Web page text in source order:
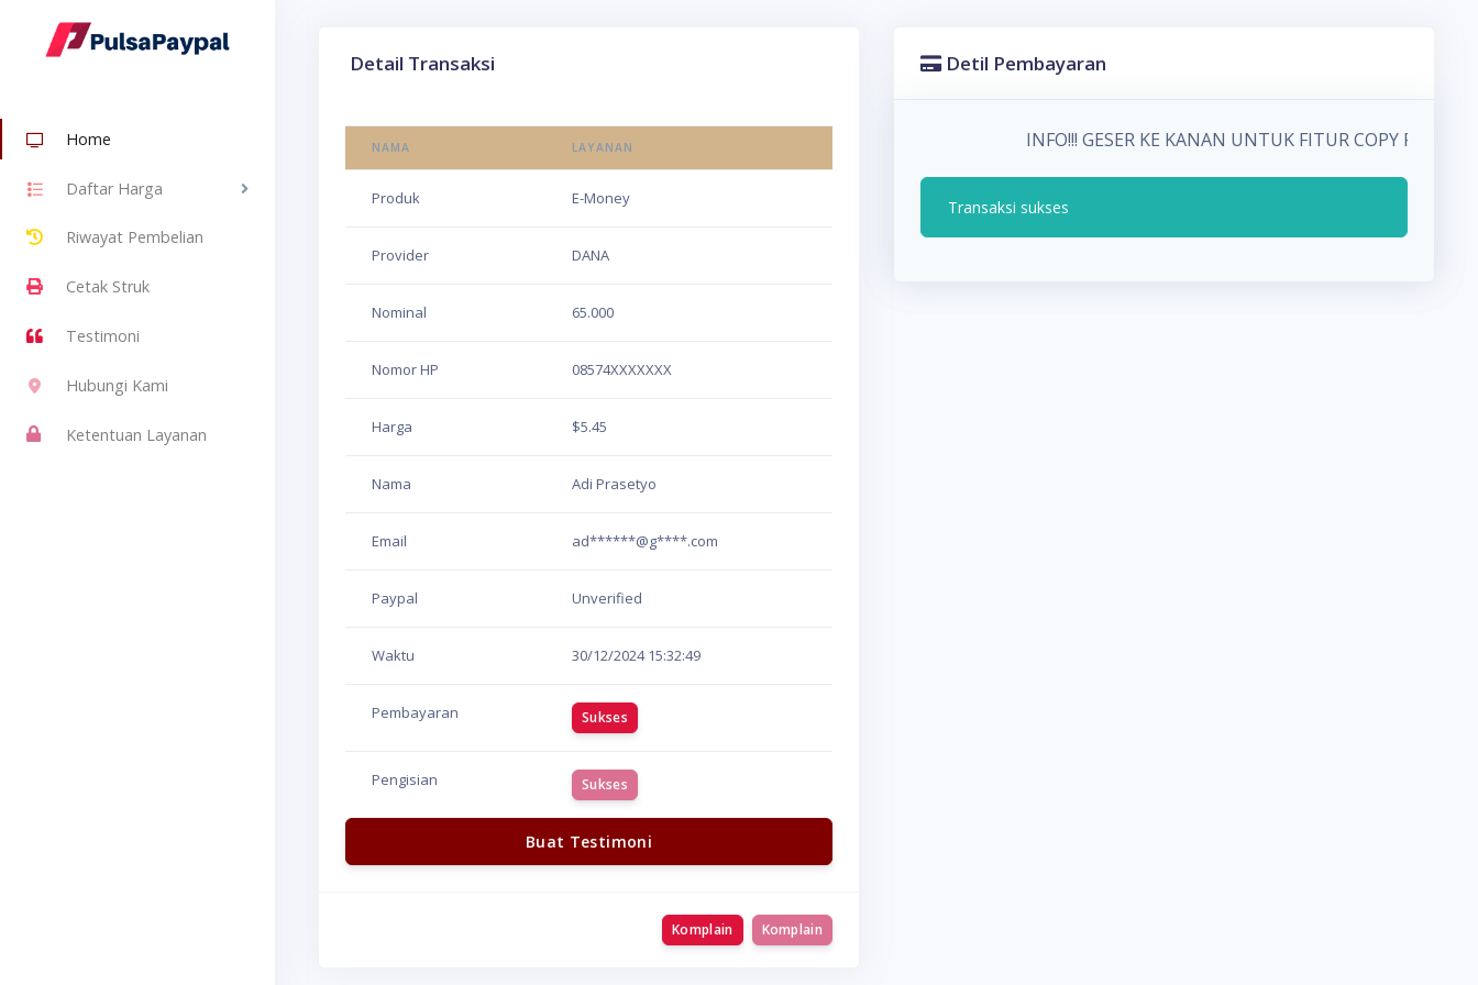
Home
Daftar Harga
Riwayat Pembelian
Cetak Struk
Testimoni
Hubungi Kami
Ketentuan Layanan
Detail Transaksi
NAMA LAYANAN
Produk E-Money
Provider DANA
Nominal 65.000
Nomor HP 08574XXXXXXX
Harga $5.45
Nama Adi Prasetyo
Email ad******@g****.com
Paypal Unverified
Waktu 30/12/2024 15:32:49
Pembayaran Sukses
Pengisian Sukses
Buat Testimoni
Komplain Komplain
Detil Pembayaran
INFO!!! GESER KE KANAN UNTUK FITUR COPY PADA
Transaksi sukses